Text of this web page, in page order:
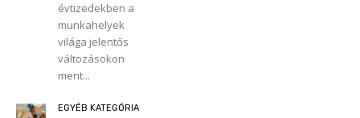
évtizedekben a
munkahelyek
világa jelentős
változásokon
ment...
EGYÉB KATEGÓRIA